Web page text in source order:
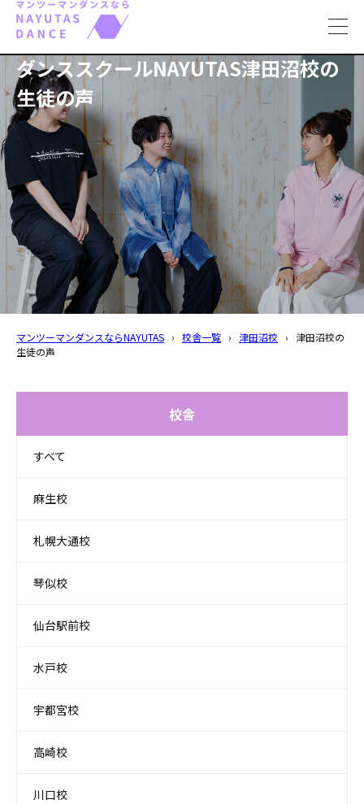
ダンススクールNAYUTAS津田沼校の
生徒の声
マンツーマンダンスならNAYUTAS › 校舎一覧 › 津田沼校 ›
津田沼校の
生徒の声
校舎
すべて
麻生校
札幌大通校
琴似校
仙台駅前校
水戸校
宇都宮校
高崎校
川口校